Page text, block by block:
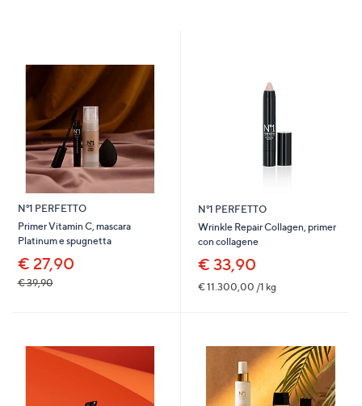
N°1 PERFETTO
Primer Vitamin C, mascara
Platinum e spugnetta
€ 27,90
€ 39,90
N°1 PERFETTO
Wrinkle Repair Collagen, primer
con collagene
€ 33,90
€ 11.300,00 /1 kg